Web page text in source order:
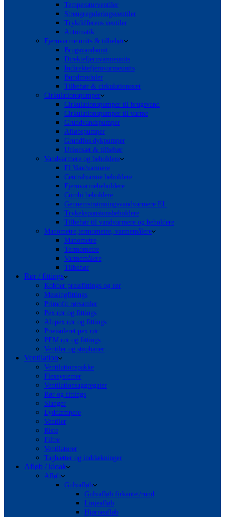
Temperaturventiler
Strengreguleringsventiler
Trykdifferens ventiler
Automatik
Fjernvarme units & tilbehør
Brugsvandsunit
Direktefjernvarmeunits
Indirektefjernvarmeunits
Bundmoduler
Tilbehør & cirkulationssæt
Cirkulationspumper
Cirkulationspumper til brugsvand
Cirkulationspumper til varme
Grundvandspumper
Afløbspumper
Grundfos dykpumper
Unionsæt & tilbehør
Vandvarmere og beholdere
El Vandvarmere
Centralvarme beholdere
Fjernvarmebeholdere
Combi beholdere
Gennemstrømningsvandvarmere EL
Trykekspansionsbeholdere
Tilbehør til vandvarmere og beholdere
Manometre,termometre, varmemålere
Manometre
Termometre
Varmemålere
Tilbehør
Rør / fittings
Kobber pressfittings og rør
Messingfittings
Primofit rørsamler
Pex rør og fittings
Alupex rør og fittings
Præisoleret pex rør
PEM rør og fittings
Ventiler og stophaner
Ventilation
Ventilationspakke
Flexsystemer
Ventilationsaggregater
Rør og fittings
Slanger
Lyddæmpere
Ventiler
Riste
Filtre
Ventilatorer
Taghætter og inddækninger
Afløb / kloak
Afløb
Gulvafløb
Gulvafløb firkantet/rund
Linjeafløb
Hjørneafløb